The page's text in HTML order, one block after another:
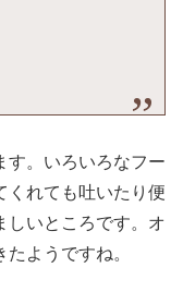
す。いろいろなフー
くれても吐いたり便
しいところです。オ
ようですね。